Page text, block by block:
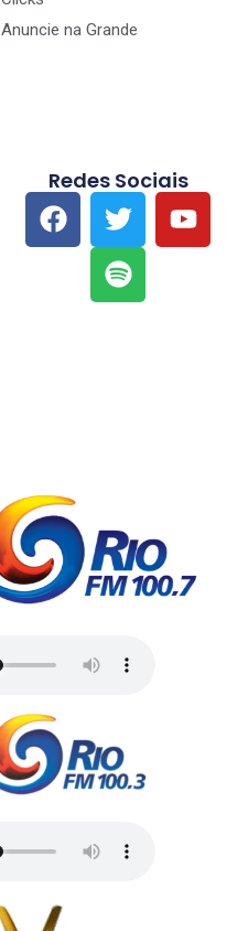
Anuncie na Grande
Redes Sociais